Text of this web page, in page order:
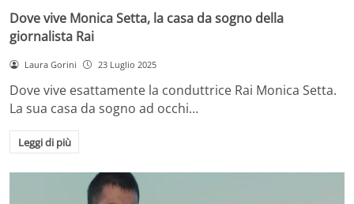
Dove vive Monica Setta, la casa da sogno della
giornalista Rai
Laura Gorini 23 Luglio 2025
Dove vive esattamente la conduttrice Rai Monica Setta.
La sua casa da sogno ad occhi…
Leggi di più